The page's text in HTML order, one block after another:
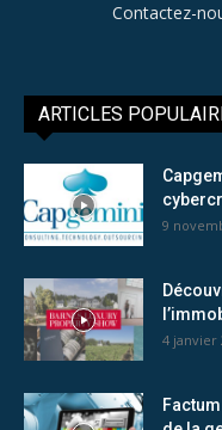
Contactez-
ARTICLES
9
4 janvier